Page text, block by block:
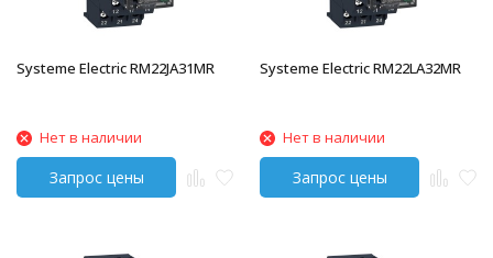
Systeme Electric RM22JA31MR
Нет в наличии
Systeme Electric RM22LA32MR
Нет в наличии